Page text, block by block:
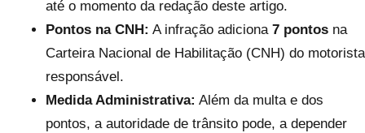
até o momento da redação deste artigo.
Pontos na CNH: A infração adiciona 7 pontos na
Carteira Nacional de Habilitação (CNH) do motorista
responsável.
Medida Administrativa: Além da multa e dos
pontos, a autoridade de trânsito pode, a depender